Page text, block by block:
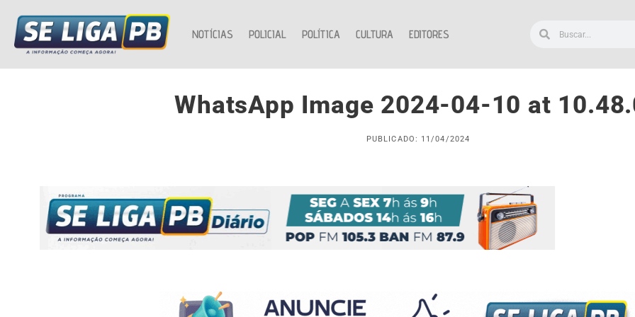
NOTÍCIAS POLICIAL POLÍTICA CULTURA EDITORES
WhatsApp Image 2024-04-10 at
PUBLICADO: 11/04/2024